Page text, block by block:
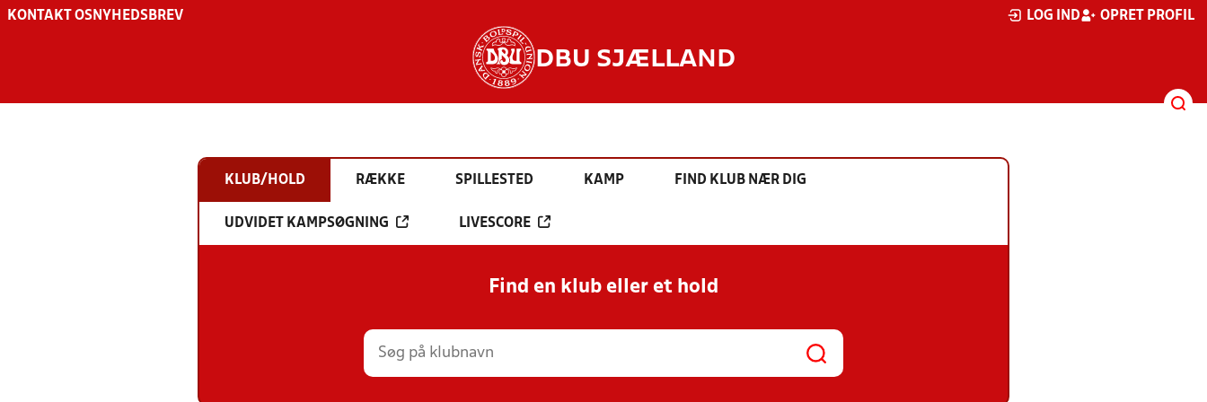
KONTAKT OS NYHEDSBREV LOG IND OPRET PROFIL
DBU SJÆLLAND
KLUB/HOLD RÆKKE SPILLESTED KAMP FIND KLUB NÆR DIG
UDVIDET KAMPSØGNING LIVESCORE
Find en klub eller et hold